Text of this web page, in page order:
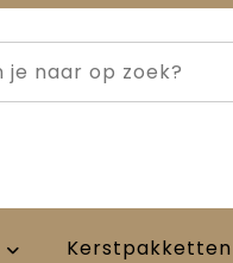
Kerstpakketten